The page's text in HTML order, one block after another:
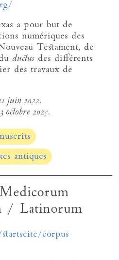
a pour but de
numériques des
Testament, de
ductus des différents
des travaux de
juin 2022.
octobre 2025.
antiques
/ Latinorum
corpus-